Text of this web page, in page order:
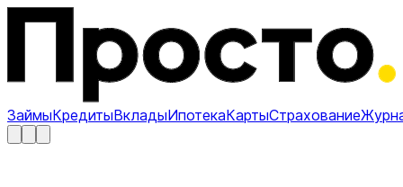
ЗаймыКредитыВкладыИпотекаКартыСтрахование